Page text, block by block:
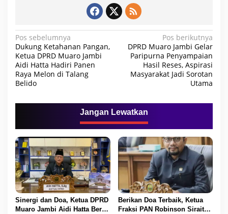
N
a
v
i
s
i
p
o
s
Pos sebelumnya
Dukung Ketahanan Pangan,
Ketua DPRD Muaro Jambi
Aidi Hatta Hadiri Panen
Raya Melon di Talang
Belido
Pos berikutnya
DPRD Muaro Jambi Gelar
Paripurna Penyampaian
Hasil Reses, Aspirasi
Masyarakat Jadi Sorotan
Utama
Jangan Lewatkan
Sinergi dan Doa, Ketua DPRD
Muaro Jambi Aidi Hatta Beri
Berikan Doa Terbaik, Ketua
Fraksi PAN Robinson Sirait